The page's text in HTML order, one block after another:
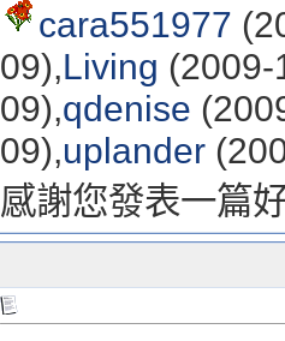
cara551977
09),Living (2009-
09),qdenise
09),uplander
感謝您發表一篇